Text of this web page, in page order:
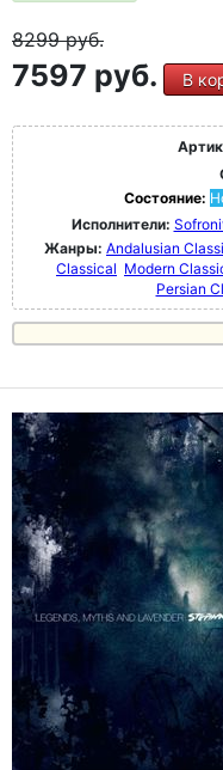
8299руб.
7597 руб. В
Состояние:
Исполнители:
Жанры: Andalusian
Classical Modern
Persian